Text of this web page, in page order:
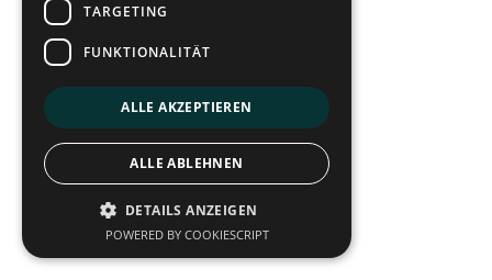
TARGETING
FUNKTIONALITÄT
ALLE AKZEPTIEREN
ALLE ABLEHNEN
DETAILS ANZEIGEN
POWERED BY COOKIESCRIPT